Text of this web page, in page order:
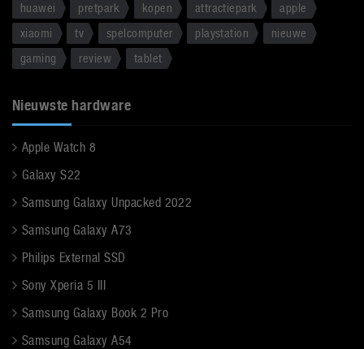
huawei
pretpark kopen attractiepark
apple
xiaomi
tv spelcomputer playstation
nieuwe
gaming
review tablet
Nieuwste hardware
Apple Watch 8
Galaxy S22
Samsung Galaxy Unpacked 2022
Samsung Galaxy A73
Philips External SSD
Sony Xperia 5 III
Samsung Galaxy Book 2 Pro
Samsung Galaxy A54